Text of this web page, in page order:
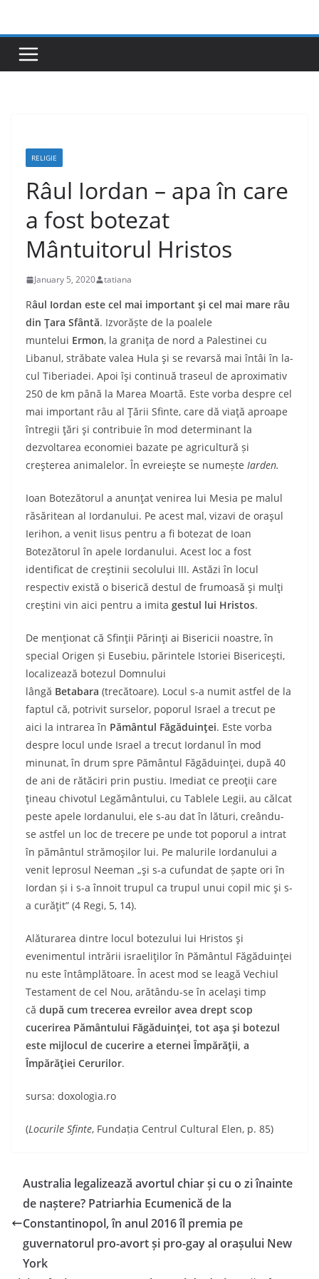
content
RELIGIE
Râul Iordan – apa în care
a fost botezat
Mântuitorul Hristos
January 5, 2020 tatiana
Râul Iordan este cel mai important şi cel mai mare râu
din Ţara Sfântă. Iz­vorăște de la poalele
muntelui Ermon, la graniţa de nord a Palestinei cu
Libanul, străbate valea Hula şi se revarsă mai întâi în la­
cul Tiberiadei. Apoi îşi continuă traseul de aproximativ
250 de km până la Marea Moartă. Este vorba despre cel
mai important râu al Ţării Sfinte, care dă viaţă aproape
întregii ţări şi contribuie în mod determinant la
dezvolta­rea economiei bazate pe agricultură și
creşterea animalelor. În evreieşte se numește Iarden.
Ioan Botezătorul a anunţat venirea lui Me­sia pe malul
răsăritean al Iordanului. Pe acest mal, vizavi de oraşul
Ierihon, a venit Iisus pentru a fi botezat de Ioan
Botezătorul în apele Iordanului. Acest loc a fost
identificat de creşti­nii secolului III. Astăzi în locul
respectiv există o biserică destul de frumoasă şi mulţi
creştini vin aici pentru a imita gestul lui Hristos.
De menţionat că Sfinţii Părinţi ai Bisericii noastre, în
special Origen și Eusebiu, părintele Istoriei Bisericeşti,
localizează botezul Dom­nului
lângă Betabara (trecătoare). Locul s-a numit astfel de la
faptul că, potrivit surselor, poporul Israel a trecut pe
aici la intrarea în Pământul Făgăduinţei. Este vorba
despre locul unde Israel a trecut Iordanul în mod
minunat, în drum spre Pământul Făgăduinţei, după 40
de ani de rătăciri prin pustiu. Imediat ce preoţii care
ţineau chivotul Legământului, cu Tablele Legii, au călcat
peste apele Iordanului, ele s-au dat în lături, creându-
se astfel un loc de trecere pe unde tot poporul a intrat
în pământul strămoşilor lui. Pe malurile Iordanului a
venit leprosul Neeman „şi s-a cufundat de șapte ori în
Iordan și i s-a înnoit trupul ca trupul unui copil mic şi s-
a curăţit” (4 Regi, 5, 14).
Alăturarea dintre locul botezului lui Hri­stos şi
evenimentul intrării israeliţilor în Pământul Făgăduinţei
nu este întâmplătoare. În acest mod se leagă Vechiul
Testament de cel Nou, arătându-se în acelaşi timp
că după cum trecerea evreilor avea drept scop
cucerirea Pământului Făgăduinţei, tot aşa şi botezul
este mijlocul de cucerire a eternei Împărăţii, a
Împărăţiei Cerurilor.
sursa: doxologia.ro
(Locurile Sfinte, Fundația Centrul Cultural Elen, p. 85)
Australia legalizează avortul chiar și cu o zi înainte
de naștere? Patriarhia Ecumenică de la
Constantinopol, în anul 2016 îl premia pe
guvernatorul pro-avort și pro-gay al orașului New
York